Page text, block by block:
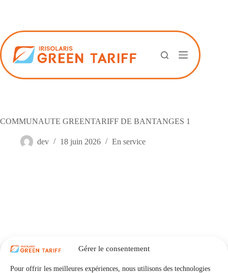
Gérer le consentement
Pour offrir les meilleures expériences, nous utilisons des technologies
COMMUNAUTE GREENTARIFF DE BANTANGES 1
dev 18 juin 2026 En service